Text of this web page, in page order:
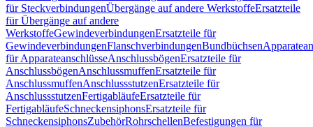
für SteckverbindungenÜbergänge auf andere WerkstoffeErsatzteile
für Übergänge auf andere
WerkstoffeGewindeverbindungenErsatzteile für
GewindeverbindungenFlanschverbindungenBundbüchsen
für ApparateanschlüsseAnschlussbögenErsatzteile für
AnschlussbögenAnschlussmuffenErsatzteile für
AnschlussmuffenAnschlussstutzenErsatzteile für
AnschlussstutzenFertigabläufeErsatzteile für
FertigabläufeSchneckensiphonsErsatzteile für
SchneckensiphonsZubehörRohrschellenBefestigungen für